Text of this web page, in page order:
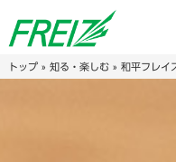
トップ» 知る・楽しむ» 和平フレイ